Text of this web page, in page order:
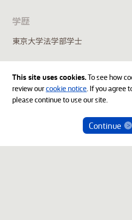
学歴
東京大学法学部学士
ベインキャピタル社員を騙った
This site uses cookies.To see how
review ourcookie notice. If you agree
please continue to use our site.
Continue